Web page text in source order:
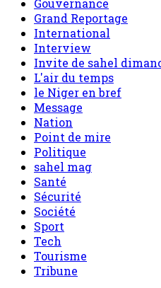
Gouvernance
Grand Reportage
International
Interview
Invite de sahel
L'air du temps
le Niger en bref
Message
Nation
Point de mire
Politique
sahel mag
Santé
Sécurité
Société
Sport
Tech
Tourisme
Tribune